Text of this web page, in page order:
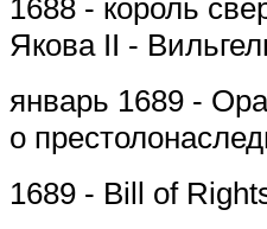
1688 - король
Якова II -
январь 1689 -
о
1689 - Bill of